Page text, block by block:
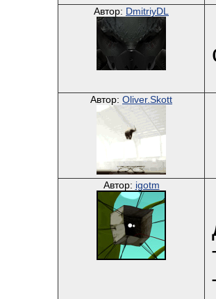
Автор: DmitriyDL
Автор: Oliver.Skott
Автор: igotm